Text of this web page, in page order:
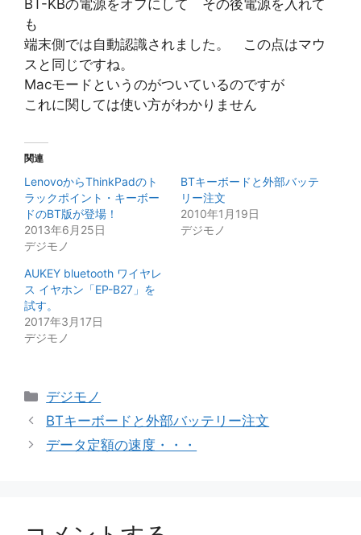
BT-KBの電源をオフにして その後電源を入れて
も
端末側では自動認識されました。 この点はマウ
スと同じですね。
Macモードというのがついているのですが
これに関しては使い方がわかりません
関連
LenovoからThinkPadのト
ラックポイント・キーボー
ドのBT版が登場！
2013年6月25日
デジモノ
BTキーボードと外部バッテ
リー注文
2010年1月19日
デジモノ
AUKEY bluetooth ワイヤレ
ス イヤホン「EP-B27」を
試す。
2017年3月17日
デジモノ
カ
テ
リ
デジモノ
BTキーボードと外部バッテリー注文
データ定額の速度・・・